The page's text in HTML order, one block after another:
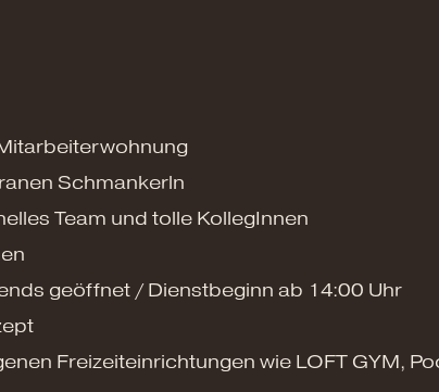
Schmankerln
Team und tolle KollegInnen
geöffnet / Dienstbeginn ab 14:00 Uhr
Freizeiteinrichtungen wie LOFT GYM,